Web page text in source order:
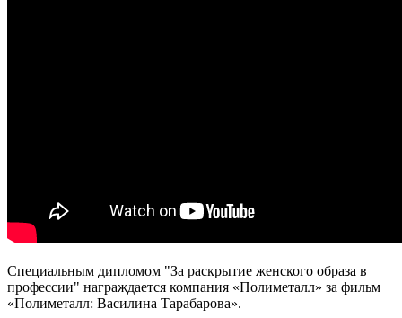
Специальным дипломом "За раскрытие женского образа в
профессии" награждается компания «Полиметалл» за фильм
«Полиметалл: Василина Тарабарова».